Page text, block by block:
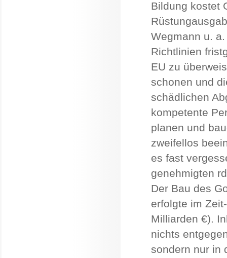
Bildung kostet
Wegmann u.
Richtlinien
EU zu
schonen und
schädlichen
kompetente
planen und
zweifellos
es fast
genehmigten
Der Bau des
erfolgte im
Milliarden €).
nichts
sondern nur in